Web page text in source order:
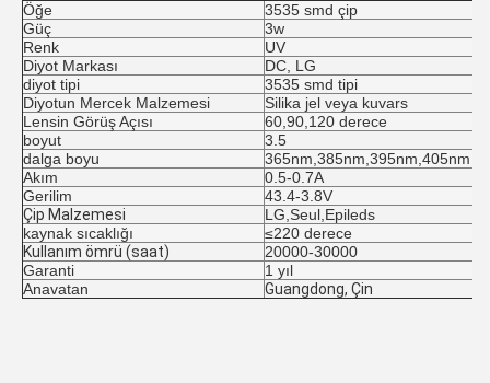
Öğe
3535 smd çip
Güç
3w
Renk
UV
Diyot Markası
DC, LG
diyot tipi
3535 smd tipi
Diyotun Mercek Malzemesi
Silika jel veya kuvars
Lensin Görüş Açısı
60,90,120 derece
boyut
3.5
dalga boyu
365nm,385nm,395nm,405nm
Akım
0.5-0.7A
Gerilim
43.4-3.8V
Çip Malzemesi
LG,Seul,Epileds
kaynak sıcaklığı
≤220 derece
Kullanım ömrü (saat)
20000-30000
Garanti
1 yıl
Anavatan
Guangdong, Çin